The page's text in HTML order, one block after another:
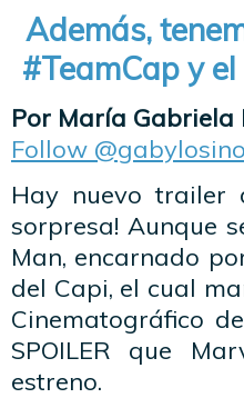
Además,
#TeamCap y
Por María Gabriela
Follow @gabylosino
Hay nuevo trailer
sorpresa! Aunque
Man, encarnado
del Capi, el cual
Cinematográfico
SPOILER que
estreno.